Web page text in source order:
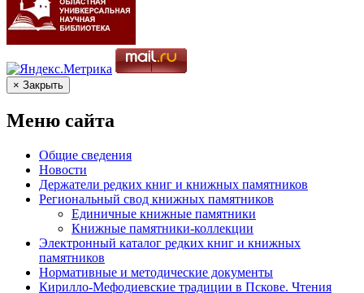
× Закрыть
Меню сайта
Общие сведения
Новости
Держатели редких книг и книжных памятников
Региональный свод книжных памятников
Единичные книжные памятники
Книжные памятники-коллекции
Электронный каталог редких книг и книжных
памятников
Нормативные и методические документы
Кирилло-Мефодиевские традиции в Пскове. Чтения